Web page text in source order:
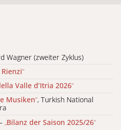
Wagner (zweiter Zyklus)
“
Valle d’Itria 2026“
Musiken“, Turkish National
„Bilanz der Saison 2025/26“